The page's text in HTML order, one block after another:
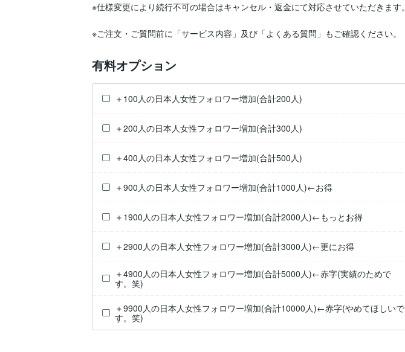
※仕様変更により続行不可の場合はキャンセル・返金にて対応させていただきます。
※ご注文・ご質問前に「サービス内容」及び「よくある質問」もご確認ください。
有料オプション
＋100人の日本人女性フォロワー増加(合計200人)
＋200人の日本人女性フォロワー増加(合計300人)
＋400人の日本人女性フォロワー増加(合計500人)
＋900人の日本人女性フォロワー増加(合計1000人)←お得
＋1900人の日本人女性フォロワー増加(合計2000人)←もっとお得
＋2900人の日本人女性フォロワー増加(合計3000人)←更にお得
＋4900人の日本人女性フォロワー増加(合計5000人)←赤字(実績のためで
す。笑)
＋9900人の日本人女性フォロワー増加(合計10000人)←赤字(やめてほしいで
す。笑)